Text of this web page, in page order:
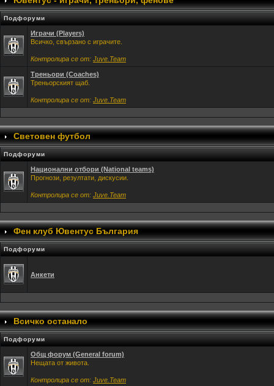
Подфоруми
Играчи (Players)
Всичко, свързано с играчите.
Контролира се от: Juve.Team
Треньори (Coaches)
Треньорският щаб.
Контролира се от: Juve.Team
Световен футбол
Подфоруми
Национални отбори (National teams)
Прогнози, резултати, дискусии.
Контролира се от: Juve.Team
Фен клуб Ювентус България
Подфоруми
Анкети
Всичко останало
Подфоруми
Общ форум (General forum)
Нещата от живота.
Контролира се от: Juve.Team